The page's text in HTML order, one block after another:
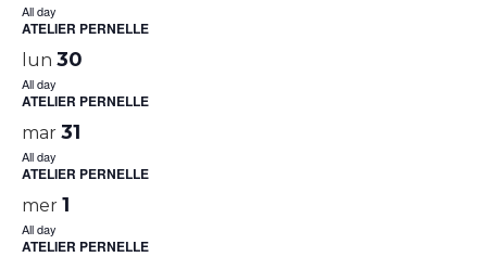
All day
ATELIER PERNELLE
lun 30
All day
ATELIER PERNELLE
mar 31
All day
ATELIER PERNELLE
mer 1
All day
ATELIER PERNELLE